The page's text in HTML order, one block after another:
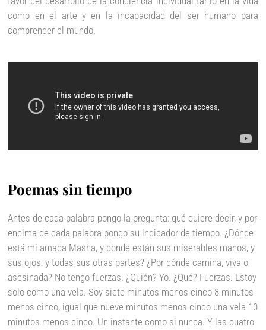
como en el arte y en la incapacidad del ser humano para
comprender el mundo.
Poemas sin tiempo
Antes de cada palabra pongo la pregunta: qué quiere decir, y por
encima de cada palabra pongo su indicador de tiempo. ¿Dónde
está mi amada Masha, y donde están sus miserables manos, y
sus ojos, y todas sus otras partes? ¿Por dónde camina, viva o
asesinada? No tengo fuerzas. ¿Quién? Yo. ¿Qué? Fuerzas. Estoy
solo como una vela. Soy siete minutos menos cinco 8 minutos
menos cinco, igual que nueve minutos menos cinco una vela 10
minutos menos cinco. Un instante como si nunca. Y las cuatro